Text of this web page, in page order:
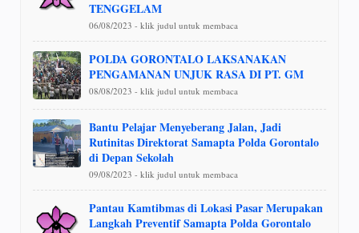
TENGGELAM
06/08/2023 - klik judul untuk membaca
POLDA GORONTALO LAKSANAKAN
PENGAMANAN UNJUK RASA DI PT. GM
08/08/2023 - klik judul untuk membaca
Bantu Pelajar Menyeberang Jalan, Jadi
Rutinitas Direktorat Samapta Polda Gorontalo
di Depan Sekolah
09/08/2023 - klik judul untuk membaca
Pantau Kamtibmas di Lokasi Pasar Merupakan
Langkah Preventif Samapta Polda Gorontalo